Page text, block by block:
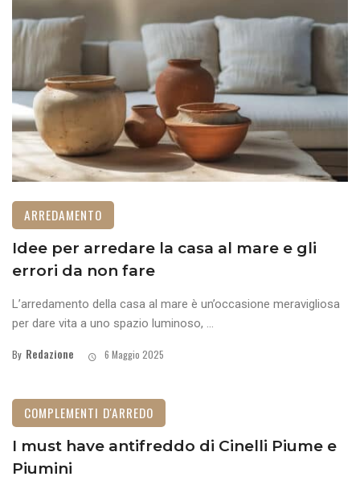
ARREDAMENTO
Idee per arredare la casa al mare e gli
errori da non fare
L’arredamento della casa al mare è un’occasione meravigliosa
per dare vita a uno spazio luminoso, ...
By Redazione 6 Maggio 2025
COMPLEMENTI D'ARREDO
I must have antifreddo di Cinelli Piume e
Piumini